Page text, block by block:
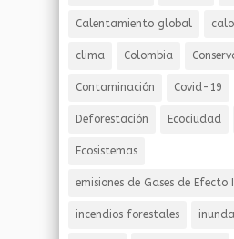
Calentamiento global
clima Colombia
Contaminación Covid-19
Deforestación Ecociudad
Ecosistemas
emisiones de Gases de Efecto
incendios forestales